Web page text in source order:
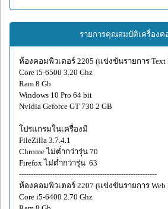
รายการคุณสมบัติเครื่องค
ห้องคอมพิวเตอร์ 2205 (แข่งขันรายการ Text
Core i5-6500 3.20 Ghz
Ram 8 Gb
Windows 10 Pro 64 bit
Nvidia Geforce GT 730 2 GB
โปรแกรมในเครื่องมี
FileZilla 3.7.4.1
Chrome ไม่ต่ำกว่ารุ่น 70
Firefox ไม่ต่ำกว่ารุ่น 63
----------------------------------------------------------
ห้องคอมพิวเตอร์ 2207 (แข่งขันรายการ Web
Core i5-6400 2.70 Ghz